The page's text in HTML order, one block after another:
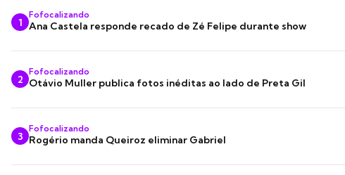
1
Fofocalizando
Ana Castela responde recado de Zé Felipe durante show
2
Fofocalizando
Otávio Muller publica fotos inéditas ao lado de Preta Gil
3
Fofocalizando
Rogério manda Queiroz eliminar Gabriel